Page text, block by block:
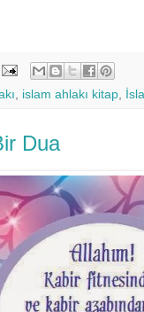
islam ahlakı kitap
Dua